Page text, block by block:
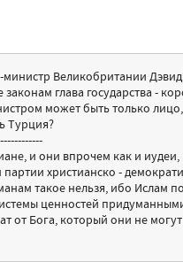
Великобритании
глава государства -
может быть только
Турция?
и они впрочем как и иудеи,
христианско -
такое нельзя, ибо Ислам
ценностей
от Бога, который они не